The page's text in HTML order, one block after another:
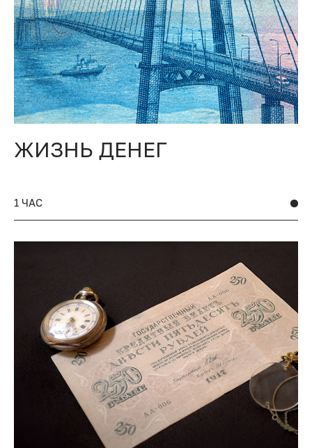
ЖИЗНЬ ДЕНЕГ
1 ЧАС